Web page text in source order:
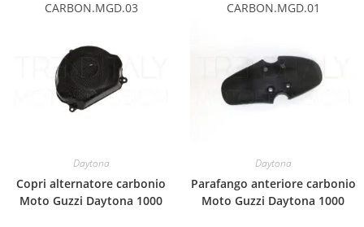
CARBON.MGD.03
Daytona
Copri alternatore carbonio
Moto Guzzi Daytona 1000
CARBON.MGD.01
Daytona
Parafango anteriore carbonio
Moto Guzzi Daytona 1000